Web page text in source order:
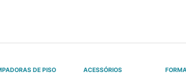
DE PISO
ACESSÓRIOS